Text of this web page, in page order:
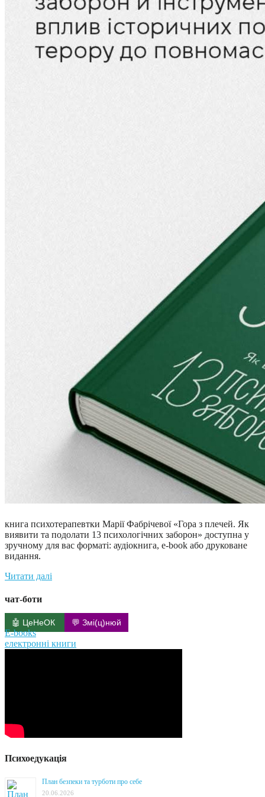
книга психотерапевтки Марії Фабрічевої «Гора з плечей. Як
виявити та подолати 13 психологічних заборон» доступна у
зручному для вас форматі: аудіокнига, e-book або друковане
видання.
Читати далі
чат-боти
🤖 ЦеНеОК 💬 Змі(ц)нюй
E-books
електронні книги
Психоедукація
План безпеки та турботи про себе
20.06.2026